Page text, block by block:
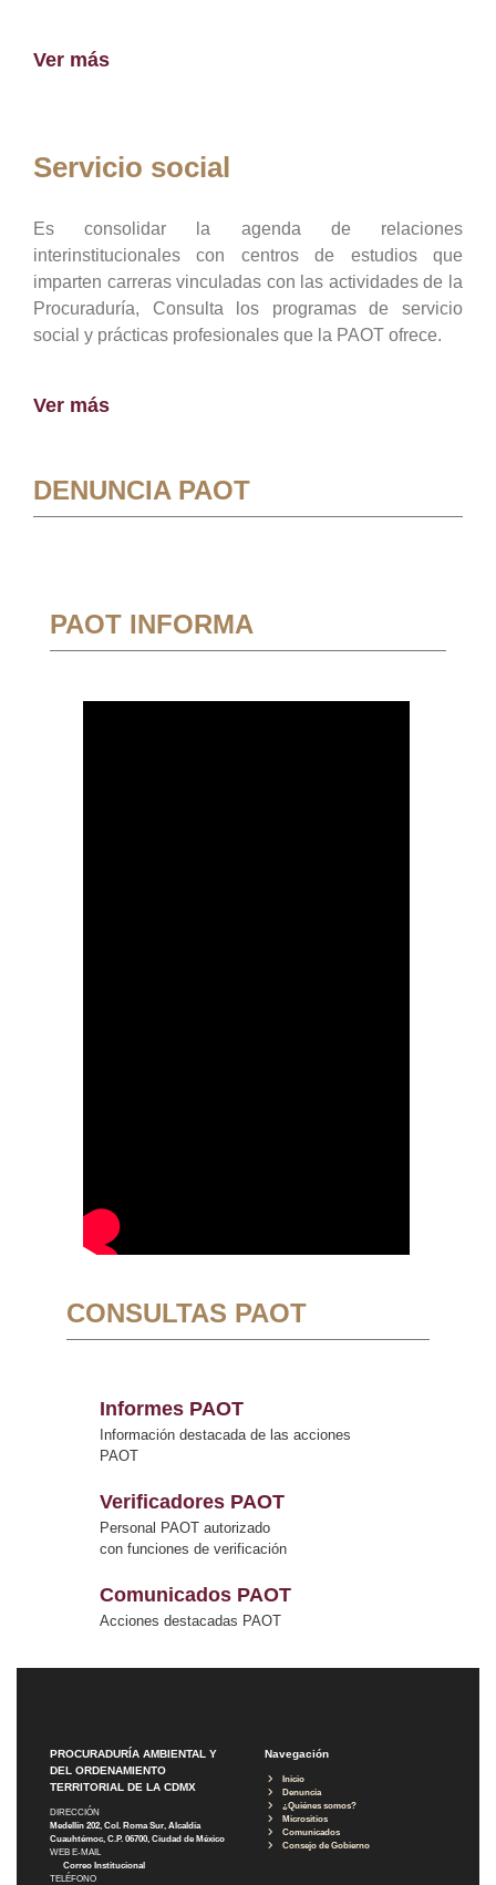
Ver más
Servicio social
Es consolidar la agenda de relaciones
interinstitucionales con centros de estudios que
imparten carreras vinculadas con las actividades de la
Procuraduría, Consulta los programas de servicio
social y prácticas profesionales que la PAOT ofrece.
Ver más
DENUNCIA PAOT
PAOT INFORMA
CONSULTAS PAOT
Informes PAOT
Información destacada de las acciones
PAOT
Verificadores PAOT
Personal PAOT autorizado
con funciones de verificación
Comunicados PAOT
Acciones destacadas PAOT
PROCURADURÍA AMBIENTAL Y
DEL ORDENAMIENTO
TERRITORIAL DE LA CDMX
DIRECCIÓN
Medellín 202, Col. Roma Sur, Alcaldía
Cuauhtémoc, C.P. 06700, Ciudad de México
WEB E-MAIL
Correo Institucional
TELÉFONO
Navegación
Inicio
Denuncia
¿Quiénes somos?
Micrositios
Comunicados
Consejo de Gobierno